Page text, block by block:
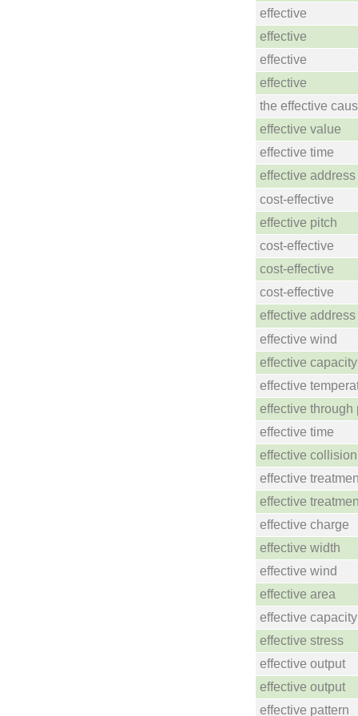
effective
effective
effective
effective
the effective
effective value
effective time
effective address
cost-effective
effective pitch
cost-effective
cost-effective
cost-effective
effective address
effective wind
effective capacity
effective
effective through
effective time
effective collision
effective
effective
effective charge
effective width
effective wind
effective area
effective capacity
effective stress
effective output
effective output
effective pattern